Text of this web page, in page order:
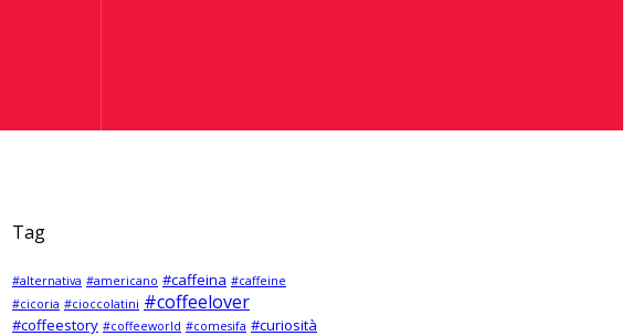
Tag
#alternativa #americano #caffeina #caffeine
#cicoria #cioccolatini #coffeelover
#coffeestory #coffeeworld #comesifa #curiosità